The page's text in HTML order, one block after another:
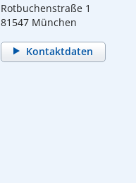
Rotbuchenstraße 1
81547 München
Kontaktdaten